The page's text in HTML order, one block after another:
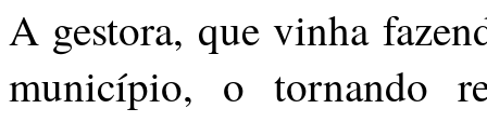
A gestora, que vinha
município, o tornando